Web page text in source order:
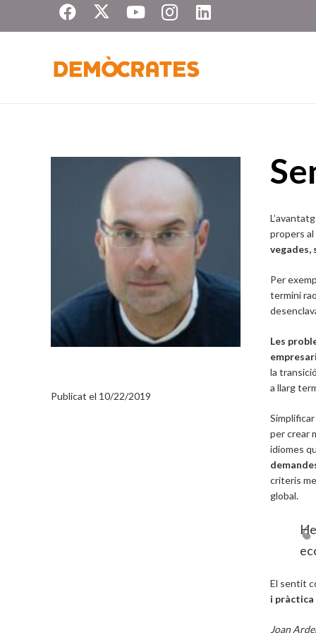
Publicat el 10/22/2019
propers
vegades,
Per
termini
Les
la
a llarg
per crear
idiomes
criteris
global.
El sentit
i
Joan